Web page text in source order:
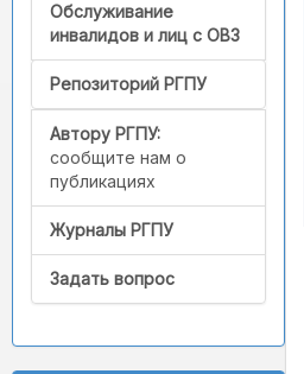
Обслуживание
инвалидов и лиц с ОВЗ
Репозиторий РГПУ
Автору РГПУ:
сообщите нам о
публикациях
Журналы РГПУ
Задать вопрос